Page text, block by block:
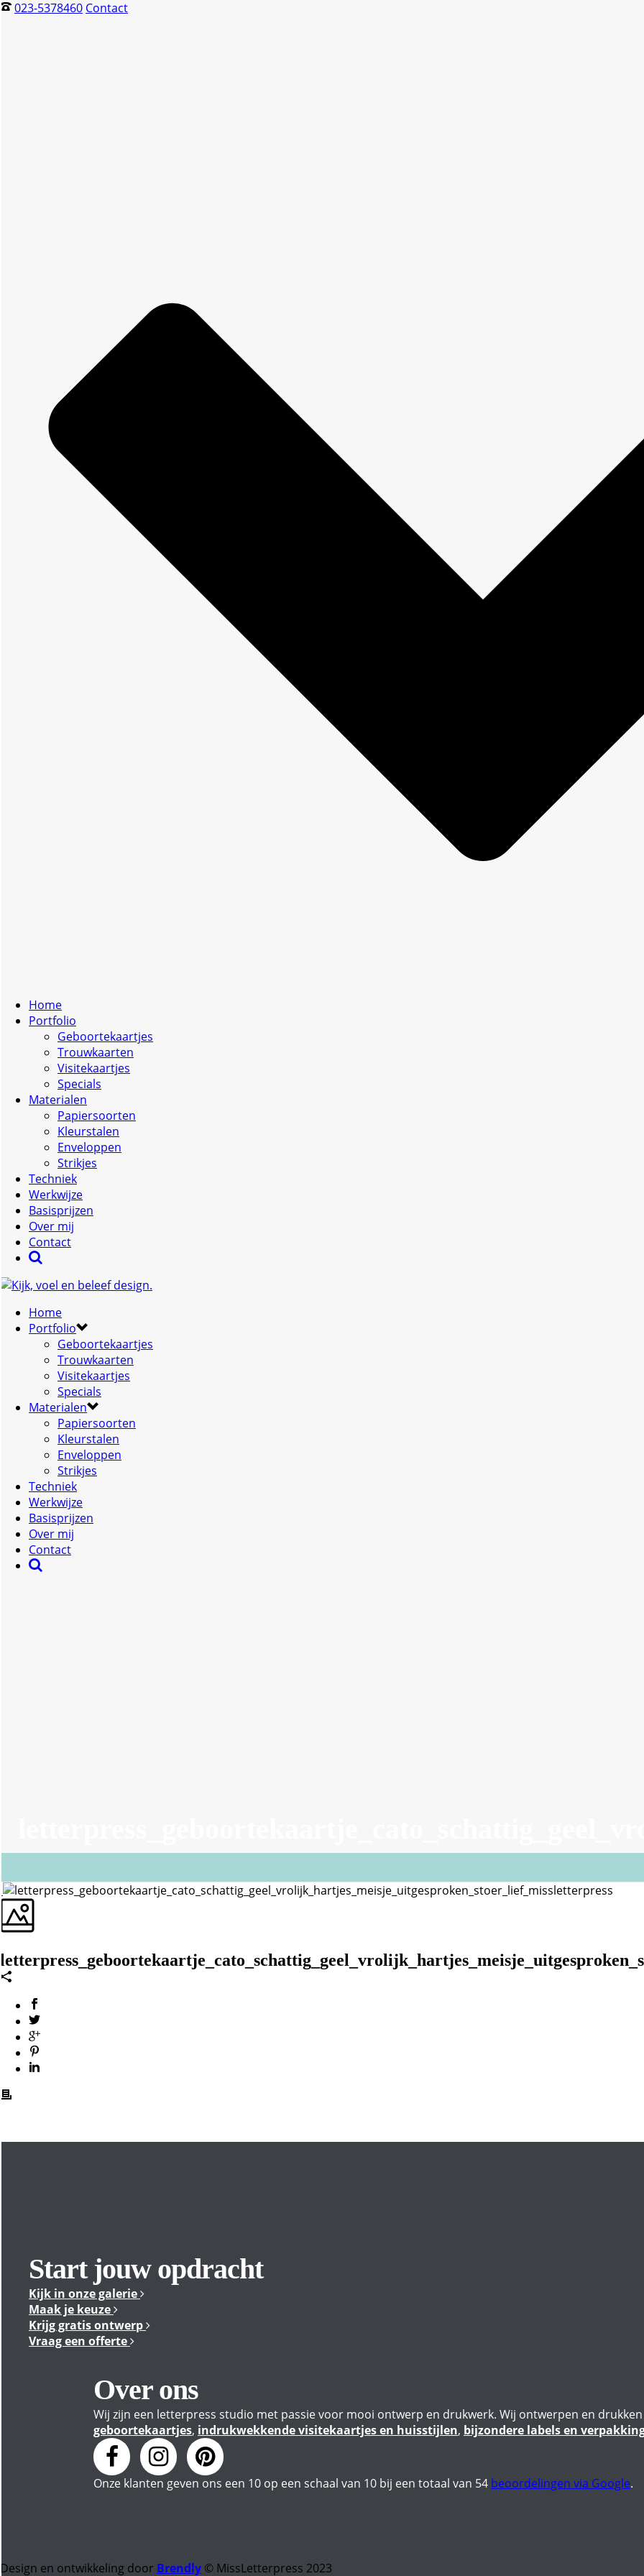
023-5378460 Contact
Home
Portfolio
Geboortekaartjes
Trouwkaarten
Visitekaartjes
Specials
Materialen
Papiersoorten
Kleurstalen
Enveloppen
Strikjes
Techniek
Werkwijze
Basisprijzen
Over mij
Contact
Home
Portfolio
Geboortekaartjes
Trouwkaarten
Visitekaartjes
Specials
Materialen
Papiersoorten
Kleurstalen
Enveloppen
Strikjes
Techniek
Werkwijze
Basisprijzen
Over mij
Contact
Start jouw opdracht
Kijk in onze galerie
Maak je keuze
Krijg gratis ontwerp
Vraag een offerte
Over ons
Wij zijn een letterpress studio met passie voor mooi ontwerp en drukwerk. Wij ontwerpen en drukken
geboortekaartjes, indrukwekkende visitekaartjes en huisstijlen, bijzondere labels en
Onze klanten geven ons een 10 op een schaal van 10 bij een totaal van 54 beoordelingen via Google.
Design en ontwikkeling door Brendly © MissLetterpress 2023